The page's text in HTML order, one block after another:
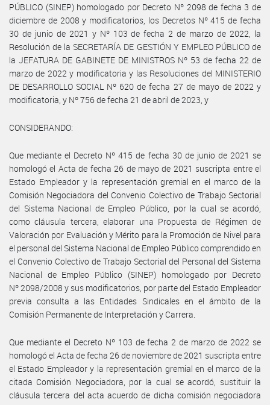
PÚBLICO (SINEP) homologado por Decreto Nº 2098 de fecha 3 de
diciembre de 2008 y modificatorios, los Decretos Nº 415 de fecha
30 de junio de 2021 y Nº 103 de fecha 2 de marzo de 2022, la
Resolución de la SECRETARÍA DE GESTIÓN Y EMPLEO PÚBLICO de
la JEFATURA DE GABINETE DE MINISTROS Nº 53 de fecha 22 de
marzo de 2022 y modificatoria y las Resoluciones del MINISTERIO
DE DESARROLLO SOCIAL Nº 620 de fecha 27 de mayo de 2022 y
modificatoria, y Nº 756 de fecha 21 de abril de 2023, y
CONSIDERANDO:
Que mediante el Decreto Nº 415 de fecha 30 de junio de 2021 se
homologó el Acta de fecha 26 de mayo de 2021 suscripta entre el
Estado Empleador y la representación gremial en el marco de la
Comisión Negociadora del Convenio Colectivo de Trabajo Sectorial
del Sistema Nacional de Empleo Público, por la cual se acordó,
como cláusula tercera, elaborar una Propuesta de Régimen de
Valoración por Evaluación y Mérito para la Promoción de Nivel para
el personal del Sistema Nacional de Empleo Público comprendido en
el Convenio Colectivo de Trabajo Sectorial del Personal del Sistema
Nacional de Empleo Público (SINEP) homologado por Decreto
Nº 2098/2008 y sus modificatorios, por parte del Estado Empleador
previa consulta a las Entidades Sindicales en el ámbito de la
Comisión Permanente de Interpretación y Carrera.
Que mediante el Decreto Nº 103 de fecha 2 de marzo de 2022 se
homologó el Acta de fecha 26 de noviembre de 2021 suscripta entre
el Estado Empleador y la representación gremial en el marco de la
citada Comisión Negociadora, por la cual se acordó, sustituir la
cláusula tercera del acta acuerdo de dicha comisión negociadora